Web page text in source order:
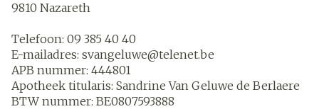
9810 Nazareth
Telefoon: 09 385 40 40
E-mailadres: svangeluwe@telenet.be
APB nummer: 444801
Apotheek titularis: Sandrine Van Geluwe de Berlaere
BTW nummer: BE0807593888